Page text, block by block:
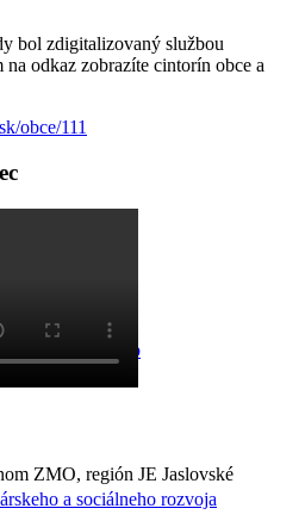
sociálnych služieb
a sociálneho rozvoja
bol zdigitalizovaný službou
odkaz zobrazíte cintorín obce a
obce/111
ZMO, región JE Jaslovské